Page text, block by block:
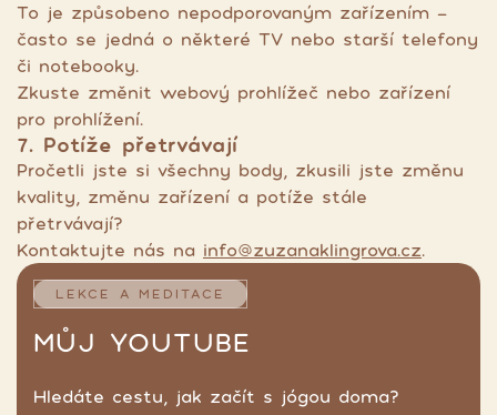
To je způsobeno nepodporovaným zařízením -
často se jedná o některé TV nebo starší telefony
či notebooky.
Zkuste změnit webový prohlížeč nebo zařízení
pro prohlížení.
7. Potíže přetrvávají
Pročetli jste si všechny body, zkusili jste změnu
kvality, změnu zařízení a potíže stále
přetrvávají?
Kontaktujte nás na info@zuzanaklingrova.cz.
LEKCE A MEDITACE
MŮJ YOUTUBE
Hledáte cestu, jak začít s jógou doma?